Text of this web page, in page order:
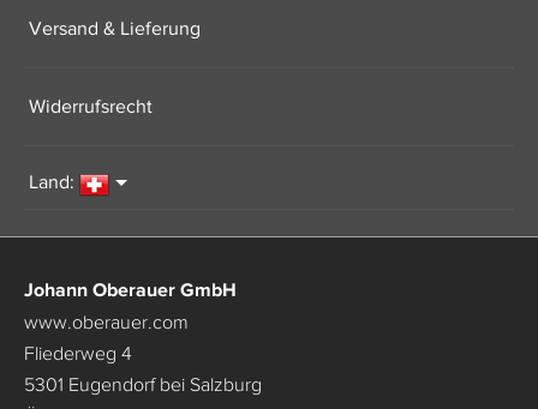
Versand & Lieferung
Widerrufsrecht
Land:
Johann Oberauer GmbH
www.oberauer.com
Fliederweg 4
5301 Eugendorf bei Salzburg